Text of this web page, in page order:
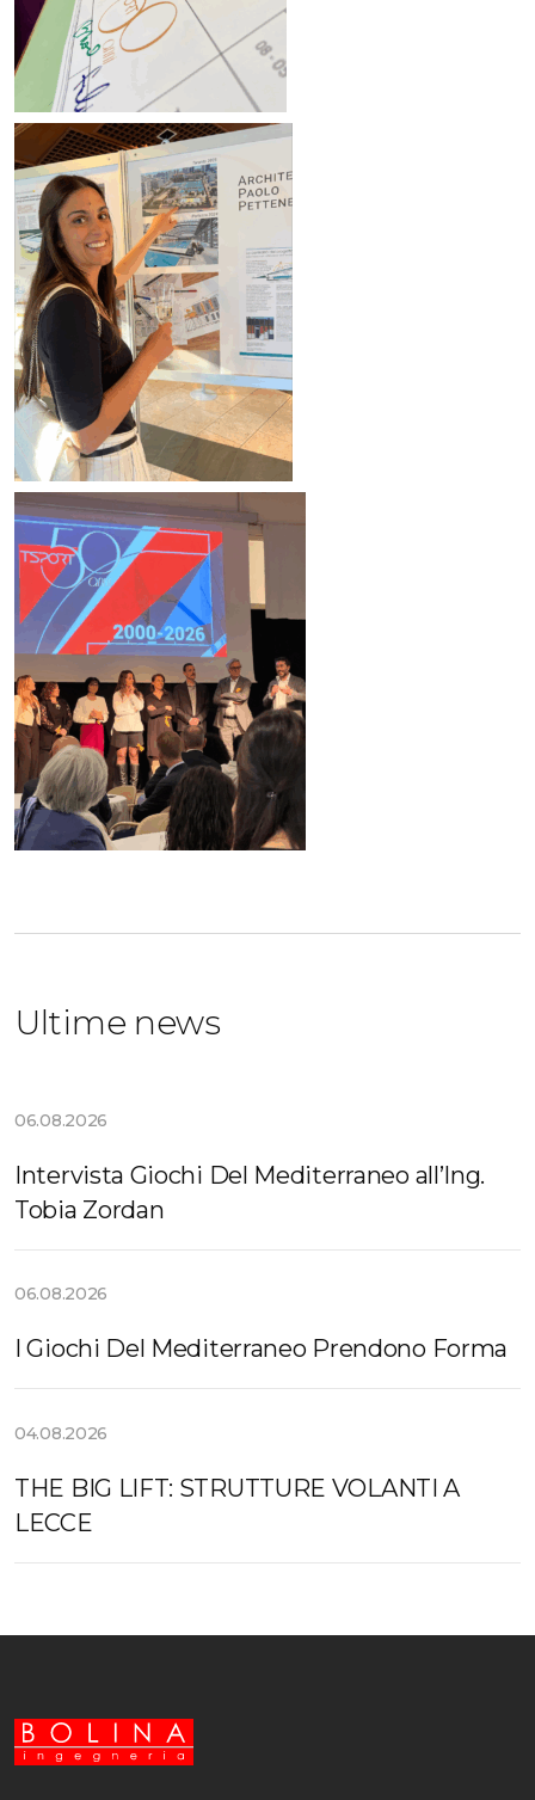
Ultime news
06.08.2026
Intervista Giochi Del Mediterraneo all’Ing.
Tobia Zordan
06.08.2026
I Giochi Del Mediterraneo Prendono Forma
04.08.2026
THE BIG LIFT: STRUTTURE VOLANTI A
LECCE